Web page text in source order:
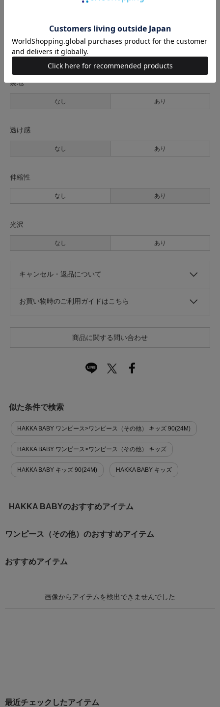
薄手
裏地
なし あり
透け感
なし あり
伸縮性
なし あり
光沢
なし あり
キャンセル・返品について
お買い物時のご利用ガイドはこちら
商品に関する問い合わせ
似た条件で検索
HAKKA BABY ワンピース>ワンピース（その他） キッズ 90(24M)
HAKKA BABY ワンピース>ワンピース（その他） キッズ
HAKKA BABY キッズ 90(24M) HAKKA BABY キッズ
HAKKA BABYのおすすめアイテム
ワンピース（その他）のおすすめアイテム
おすすめアイテム
最近チェックしたアイテム